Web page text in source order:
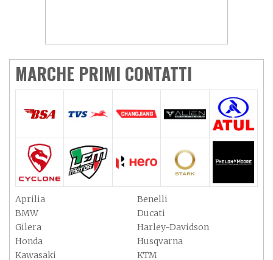
MARCHE PRIMI CONTATTI
Aprilia
Benelli
BMW
Ducati
Gilera
Harley-Davidson
Honda
Husqvarna
Kawasaki
KTM